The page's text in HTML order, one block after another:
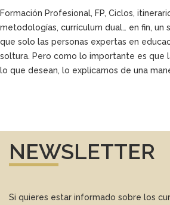
Formación Profesional, FP, Ciclos,
metodologías, currículum dual… en fin, un
que solo las personas expertas en
soltura. Pero como lo importante es que
lo que desean, lo explicamos de una
NEWSLETTER
Si quieres estar informado sobre los